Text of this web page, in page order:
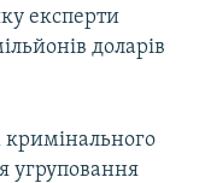
експерти
доларів
кримінального
угруповання